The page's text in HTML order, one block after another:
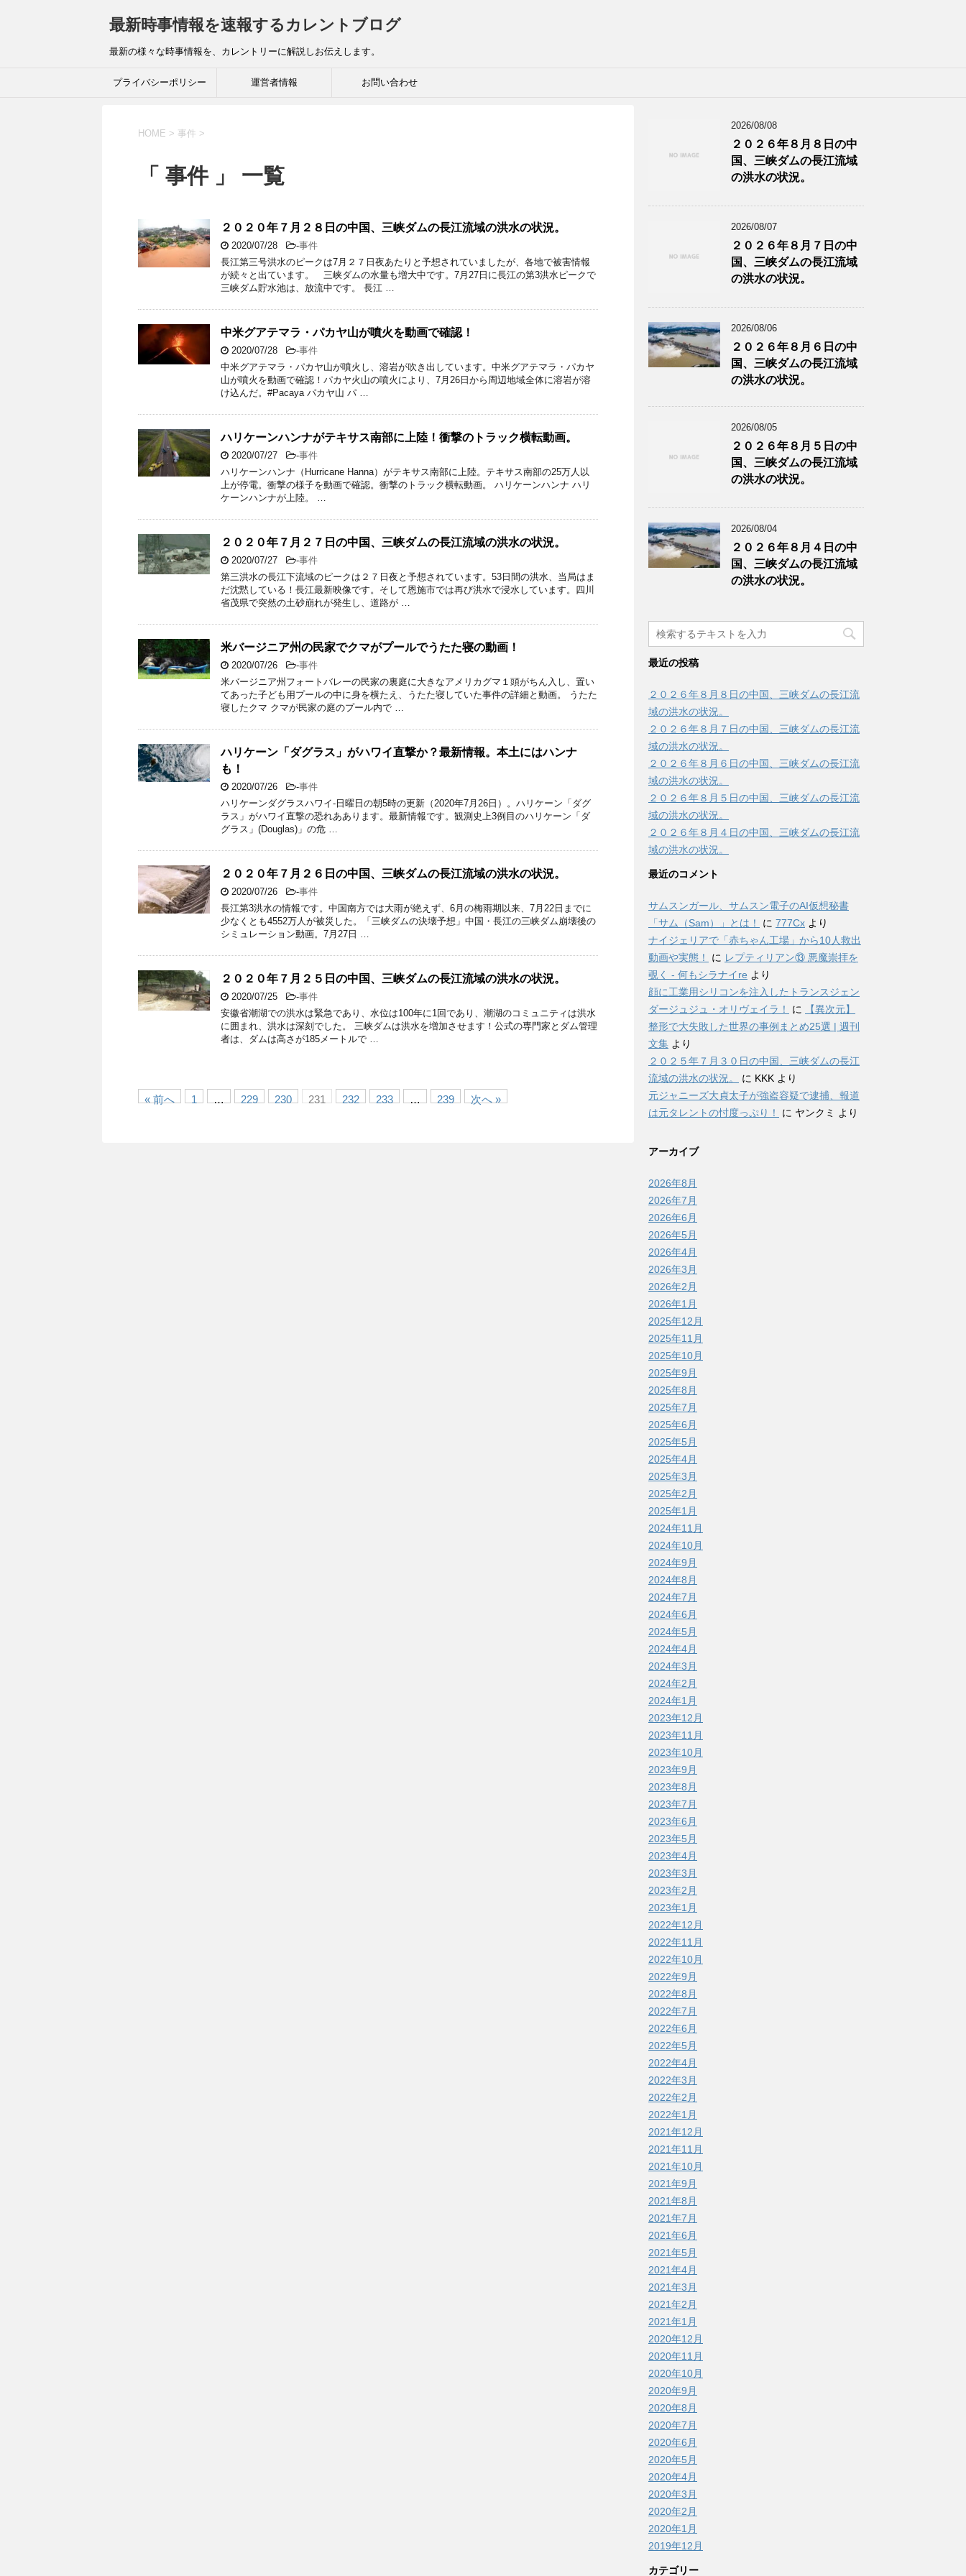
最新時事情報を速報するカレントブログ
最新の様々な時事情報を、カレントリーに解説しお伝えします。
プライバシーポリシー 運営者情報 お問い合わせ
HOME > 事件 >
「 事件 」 一覧
２０２０年７月２８日の中国、三峡ダムの長江流域の洪水の状況。
2020/07/28 -事件
長江第三号洪水のピークは7月２７日夜あたりと予想されていましたが、各地で被害情報
が続々と出ています。 三峡ダムの水量も増大中です。7月27日に長江の第3洪水ピークで
三峡ダム貯水池は、放流中です。 長江 …
中米グアテマラ・パカヤ山が噴火を動画で確認！
2020/07/28 -事件
中米グアテマラ・パカヤ山が噴火し、溶岩が吹き出しています。中米グアテマラ・パカヤ
山が噴火を動画で確認！パカヤ火山の噴火により、7月26日から周辺地域全体に溶岩が溶
け込んだ。#Pacaya パカヤ山 パ …
ハリケーンハンナがテキサス南部に上陸！衝撃のトラック横転動画。
2020/07/27 -事件
ハリケーンハンナ（Hurricane Hanna）がテキサス南部に上陸。テキサス南部の25万人以
上が停電。衝撃の様子を動画で確認。衝撃のトラック横転動画。 ハリケーンハンナ ハリ
ケーンハンナが上陸。 …
２０２０年７月２７日の中国、三峡ダムの長江流域の洪水の状況。
2020/07/27 -事件
第三洪水の長江下流域のピークは２７日夜と予想されています。53日間の洪水、当局はま
だ沈黙している！長江最新映像です。そして恩施市では再び洪水で浸水しています。四川
省茂県で突然の土砂崩れが発生し、道路が …
米バージニア州の民家でクマがプールでうたた寝の動画！
2020/07/26 -事件
米バージニア州フォートバレーの民家の裏庭に大きなアメリカグマ１頭がちん入し、置い
てあった子ども用プールの中に身を横たえ、うたた寝していた事件の詳細と動画。 うたた
寝したクマ クマが民家の庭のプール内で …
ハリケーン「ダグラス」がハワイ直撃か？最新情報。本土にはハンナ
も！
2020/07/26 -事件
ハリケーンダグラスハワイ-日曜日の朝5時の更新（2020年7月26日）。ハリケーン「ダグ
ラス」がハワイ直撃の恐れああります。最新情報です。観測史上3例目のハリケーン「ダ
グラス」(Douglas)」の危 …
２０２０年７月２６日の中国、三峡ダムの長江流域の洪水の状況。
2020/07/26 -事件
長江第3洪水の情報です。中国南方では大雨が絶えず、6月の梅雨期以来、7月22日までに
少なくとも4552万人が被災した。「三峡ダムの決壊予想」中国・長江の三峡ダム崩壊後の
シミュレーション動画。7月27日 …
２０２０年７月２５日の中国、三峡ダムの長江流域の洪水の状況。
2020/07/25 -事件
安徽省潮湖での洪水は緊急であり、水位は100年に1回であり、潮湖のコミュニティは洪水
に囲まれ、洪水は深刻でした。 三峡ダムは洪水を増加させます！公式の専門家とダム管理
者は、ダムは高さが185メートルで …
« 前へ 1 … 229 230 231 232 233 … 239 次へ »
2026/08/08
２０２６年８月８日の中
国、三峡ダムの長江流域
の洪水の状況。
2026/08/07
２０２６年８月７日の中
国、三峡ダムの長江流域
の洪水の状況。
2026/08/06
２０２６年８月６日の中
国、三峡ダムの長江流域
の洪水の状況。
2026/08/05
２０２６年８月５日の中
国、三峡ダムの長江流域
の洪水の状況。
2026/08/04
２０２６年８月４日の中
国、三峡ダムの長江流域
の洪水の状況。
最近の投稿
２０２６年８月８日の中国、三峡ダムの長江流
域の洪水の状況。
２０２６年８月７日の中国、三峡ダムの長江流
域の洪水の状況。
２０２６年８月６日の中国、三峡ダムの長江流
域の洪水の状況。
２０２６年８月５日の中国、三峡ダムの長江流
域の洪水の状況。
２０２６年８月４日の中国、三峡ダムの長江流
域の洪水の状況。
最近のコメント
サムスンガール、サムスン電子のAI仮想秘書
「サム（Sam）」とは！
に 777Cx より
ナイジェリアで「赤ちゃん工場」から10人救出
動画や実態！
に レプティリアン⑬ 悪魔崇拝を
覗く - 何もシラナイre より
顔に工業用シリコンを注入したトランスジェン
ダージュジュ・オリヴェイラ！
に
【異次元】
整形で大失敗した世界の事例まとめ25選 | 週刊
文集 より
２０２５年７月３０日の中国、三峡ダムの長江
流域の洪水の状況。
に KKK より
元ジャニーズ大貞太子が強盗容疑で逮捕、報道
は元タレントの忖度っぷり！
に ヤンクミ より
アーカイブ
2026年8月
2026年7月
2026年6月
2026年5月
2026年4月
2026年3月
2026年2月
2026年1月
2025年12月
2025年11月
2025年10月
2025年9月
2025年8月
2025年7月
2025年6月
2025年5月
2025年4月
2025年3月
2025年2月
2025年1月
2024年11月
2024年10月
2024年9月
2024年8月
2024年7月
2024年6月
2024年5月
2024年4月
2024年3月
2024年2月
2024年1月
2023年12月
2023年11月
2023年10月
2023年9月
2023年8月
2023年7月
2023年6月
2023年5月
2023年4月
2023年3月
2023年2月
2023年1月
2022年12月
2022年11月
2022年10月
2022年9月
2022年8月
2022年7月
2022年6月
2022年5月
2022年4月
2022年3月
2022年2月
2022年1月
2021年12月
2021年11月
2021年10月
2021年9月
2021年8月
2021年7月
2021年6月
2021年5月
2021年4月
2021年3月
2021年2月
2021年1月
2020年12月
2020年11月
2020年10月
2020年9月
2020年8月
2020年7月
2020年6月
2020年5月
2020年4月
2020年3月
2020年2月
2020年1月
2019年12月
カテゴリー